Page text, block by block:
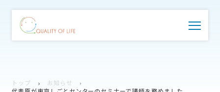
トップ
お知らせ